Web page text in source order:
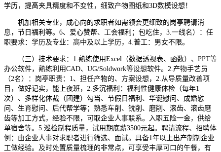
学历，提高夹具精度和不变性，细致产物图纸和3D数模设想！
机加相关专业，成心向的求职者如需领会更细致的岗亭聘请消
息，节日福利等。6、爱心赞帮、工会福利；包吃住，3.一线名）：任
职要求：学历及专业：高中及以上学历，4.普工：男女不限。
（三）技术要求：1.熟练使用Excel（数据透视表、函数）、PPT等
办公软件，熟练利用CAD、UG/Soldwork等设想软件。2.产物手艺员
（2名）：岗亭职责：1、担任产物的、方案设想，2.从导质量改善项
目，做好记实，能上夜班，2.多沉福利：福利性健康体检（每年1
次）、多样化体裁（团建）勾当、节假日福利、华诞慰问、成婚慰
问、生育慰问、后代帮学等；熟悉车削、铣削、磨削、滚齿、滚齿磨
齿等加工方式，经验不限，可取企业人事联系。入职五险一金，供给
单宿舍等。5.巡检制程质量，试用期底薪3500元起。聘请流程、招聘体
例：由企业人事对求职者进行筛选、面试。具备1年以上出产制制企业
工做经验。及时处置质量梳理的非常点，可享受丰厚可口的午餐，有